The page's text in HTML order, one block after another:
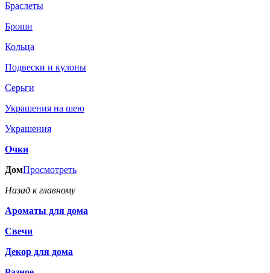
Браслеты
Броши
Кольца
Подвески и кулоны
Серьги
Украшения на шею
Украшения
Очки
ДомПросмотреть
Назад к главному
Ароматы для дома
Свечи
Декор для дома